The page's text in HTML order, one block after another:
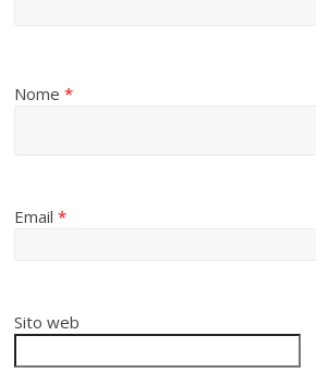
Nome*
Email*
Sito web